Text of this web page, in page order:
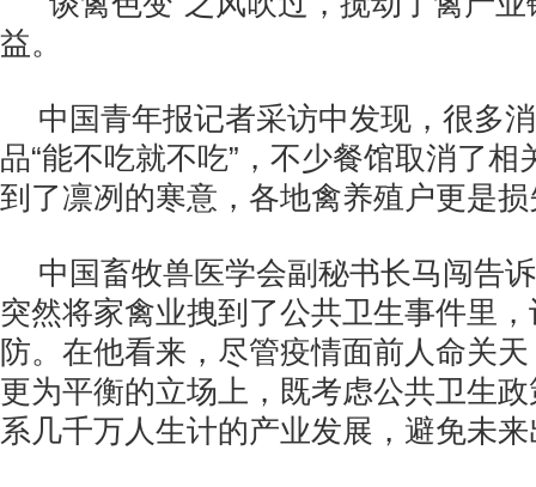
益。
中国青年报记者采访中发现，很多
品“能不吃就不吃”，不少餐馆取消了相
到了凛冽的寒意，各地禽养殖户更是
中国畜牧兽医学会副秘书长马闯告
突然将家禽业拽到了公共卫生事件里
防。在他看来，尽管疫情面前人命关
更为平衡的立场上，既考虑公共卫生
系几千万人生计的产业发展，避免未